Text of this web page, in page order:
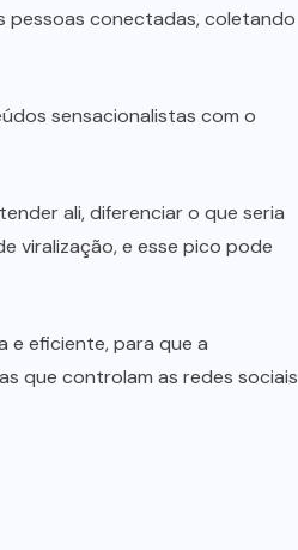
pessoas conectadas, coletando
sensacionalistas com o
ali, diferenciar o que seria
viralização, e esse pico pode
e eficiente, para que a
que controlam as redes sociais